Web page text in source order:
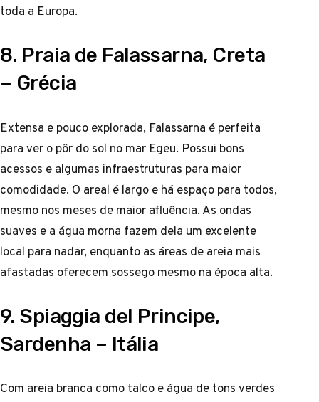
toda a Europa.
8. Praia de Falassarna, Creta
– Grécia
Extensa e pouco explorada, Falassarna é perfeita
para ver o pôr do sol no mar Egeu. Possui bons
acessos e algumas infraestruturas para maior
comodidade. O areal é largo e há espaço para todos,
mesmo nos meses de maior afluência. As ondas
suaves e a água morna fazem dela um excelente
local para nadar, enquanto as áreas de areia mais
afastadas oferecem sossego mesmo na época alta.
9. Spiaggia del Principe,
Sardenha – Itália
Com areia branca como talco e água de tons verdes